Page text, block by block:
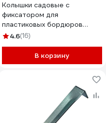
Колышки садовые с
фиксатором для
пластиковых бордюров
ГеоПластБорд СТАФФ 24 см
черный k240mm. 30
k240mm.30
4.6(16)
В корзину